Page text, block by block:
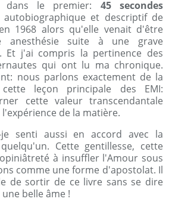
dans le premier: 45 secondes
et descriptif de
1968 alors qu'elle venait d'être
anesthésie suite à une grave
Et j'ai compris la pertinence des
qui ont lu ma chronique.
nous parlons exactement de la
leçon principale des EMI:
cette valeur transcendantale
de la matière.
je senti aussi en accord avec la
Cette gentillesse, cette
à insuffler l'Amour sous
comme une forme d'apostolat. Il
de sortir de ce livre sans se dire
une belle âme !